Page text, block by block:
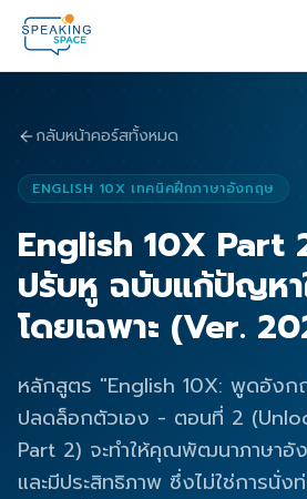
กลับหน้าคอร์สทั้งหมด
ENGLISH 10X เทคนิคฝึกภาษาอังกฤษ
English 10X Part
ปรับหู ฉบับแก้ปัญหา
โดยเฉพาะ (Ver.
หลักสูตร "English 10X: พูดอังก
ปลดล็อกตัวเอง - ตอนที่ 2
Part 2) จะทำให้คุณพัฒนาภาษาอั
และมีประสิทธิภาพ ซึ่งไม่ใช่การนั่ง